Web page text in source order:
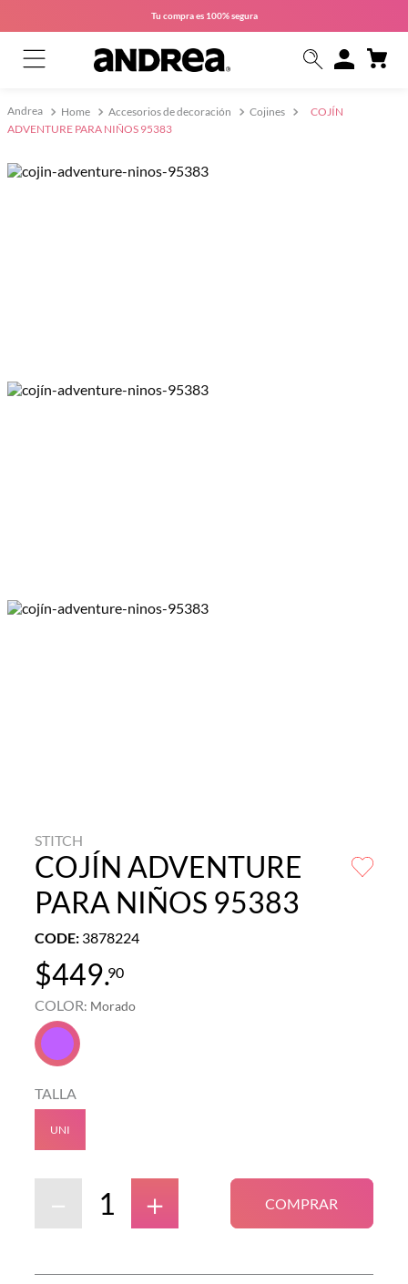
Tu compra es 100% segura
Home Accesorios de decoración Cojines
COJÍN
ADVENTURE PARA NIÑOS 95383
STITCH
COJÍN ADVENTURE
PARA NIÑOS 95383
CODE: 3878224
$449.90
COLOR: Morado
TALLA
UNI
＋
－ COMPRAR